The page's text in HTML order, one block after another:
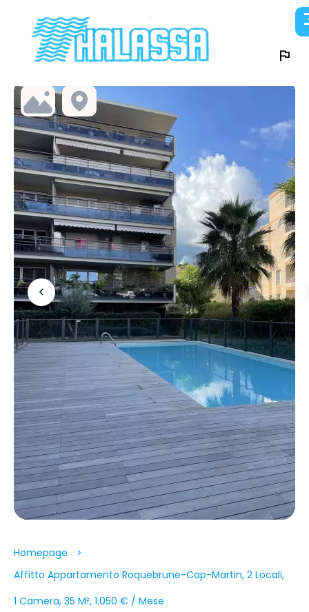
Homepage
Affitto Appartamento Roquebrune-Cap-Martin, 2 Locali,
1 Camera, 35 M², 1.050 € / Mese